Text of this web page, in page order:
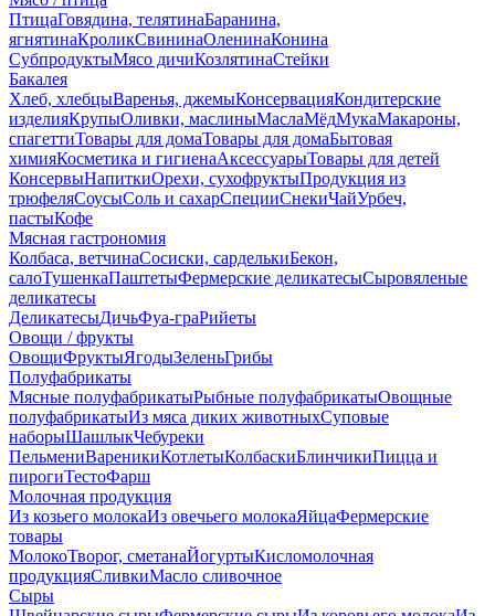
ПтицаГовядина, телятинаБаранина,
ягнятинаКроликСвининаОленинаКонина
СубпродуктыМясо дичиКозлятинаСтейки
Бакалея
Хлеб, хлебцыВаренья, джемыКонсервацияКондитерские
изделияКрупыОливки, маслиныМаслаМёдМукаМакароны,
спагеттиТовары для домаТовары для домаБытовая
химияКосметика и гигиенаАксессуарыТовары для детей
КонсервыНапиткиОрехи, сухофруктыПродукция из
трюфеляСоусыСоль и сахарСпецииСнекиЧайУрбеч,
пастыКофе
Мясная гастрономия
Колбаса, ветчинаСосиски, сарделькиБекон,
салоТушенкаПаштетыФермерские деликатесыСыровяленые
деликатесы
ДеликатесыДичьФуа-граРийеты
Овощи / фрукты
ОвощиФруктыЯгодыЗеленьГрибы
Полуфабрикаты
Мясные полуфабрикатыРыбные полуфабрикатыОвощные
полуфабрикатыИз мяса диких животныхСуповые
наборыШашлыкЧебуреки
ПельмениВареникиКотлетыКолбаскиБлинчикиПицца и
пирогиТестоФарш
Молочная продукция
Из козьего молокаИз овечьего молокаЯйцаФермерские
товары
МолокоТворог, сметанаЙогуртыКисломолочная
продукцияСливкиМасло сливочное
Сыры